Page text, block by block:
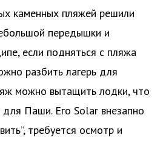
каменных пляжей решили
передышки и
если подняться с пляжа
разбить лагерь для
можно вытащить лодки, что
для Паши. Его Solar внезапно
требуется осмотр и